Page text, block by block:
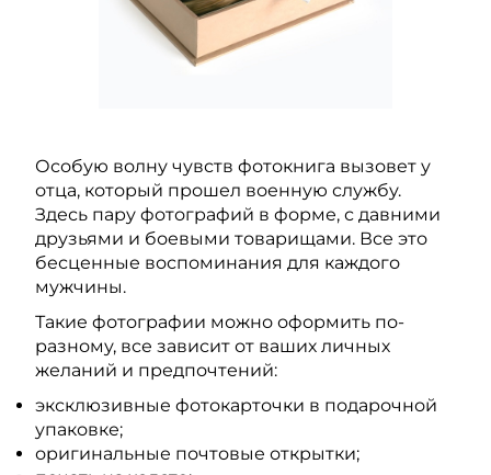
Особую волну чувств фотокнига вызовет у
отца, который прошел военную службу.
Здесь пару фотографий в форме, с давними
друзьями и боевыми товарищами. Все это
бесценные воспоминания для каждого
мужчины.
Такие фотографии можно оформить по-
разному, все зависит от ваших личных
желаний и предпочтений:
эксклюзивные фотокарточки в подарочной
упаковке;
оригинальные почтовые открытки;